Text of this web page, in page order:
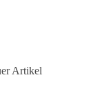
Artikel